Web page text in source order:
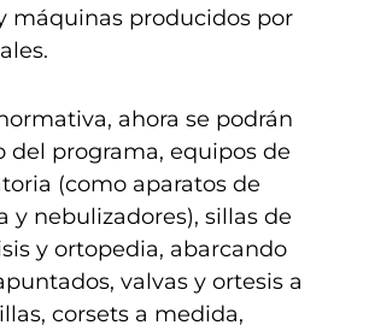
máquinas producidos por
ahora se podrán
del programa, equipos de
(como aparatos de
y nebulizadores), sillas de
y ortopedia, abarcando
valvas y ortesis a
corsets a medida,